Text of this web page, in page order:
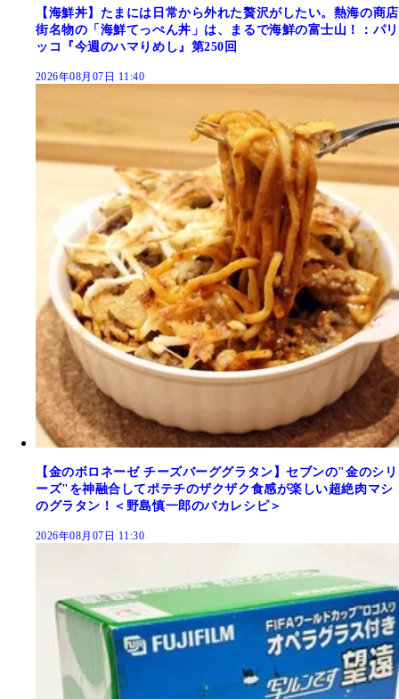
【海鮮丼】たまには日常から外れた贅沢がしたい。熱海の商店
街名物の「海鮮てっぺん丼」は、まるで海鮮の富士山！：パリ
ッコ『今週のハマりめし』第250回
2026年08月07日 11:40
【金のボロネーゼ チーズバーググラタン】セブンの"金のシリ
ーズ"を神融合してポテチのザクザク食感が楽しい超絶肉マシ
のグラタン！＜野島慎一郎のバカレシピ＞
2026年08月07日 11:30